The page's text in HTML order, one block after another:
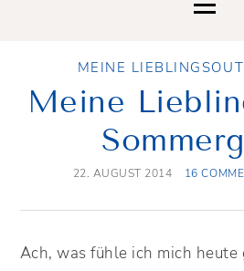
MEINE
Meine
22. AUGUST 2014 16
Ach, was fühle ich mich